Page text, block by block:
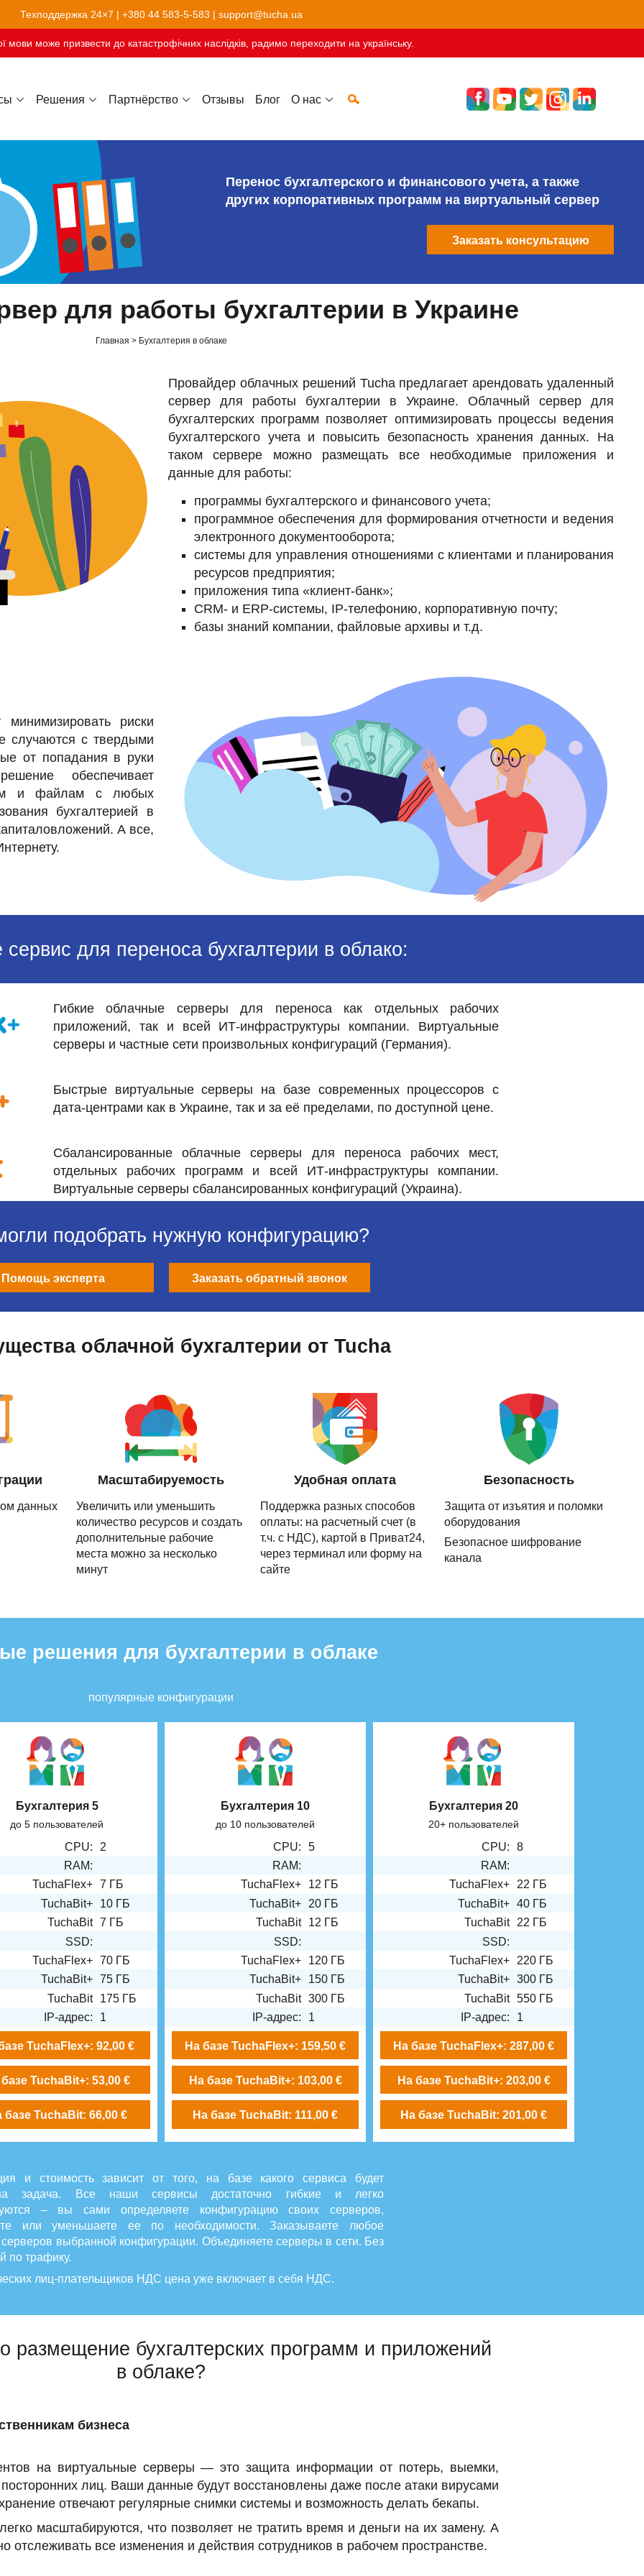
Техподдержка 24×7 | +380 44 583-5-583 | support@tucha.ua
мови може призвести до катастрофічних наслідків, радимо переходити на українську.
Решения Партнёрство Отзывы Блог О нас
для работы бухгалтерии в Украине
Главная Бухгалтерия в облаке
Перенос бухгалтерского и финансового учета, а также
других корпоративных программ на виртуальный сервер
Заказать консультацию
Провайдер облачных решений Tucha предлагает арендовать удаленный
сервер для работы бухгалтерии в Украине. Облачный сервер для
бухгалтерских программ позволяет оптимизировать процессы ведения
бухгалтерского учета и повысить безопасность хранения данных. На
таком сервере можно размещать все необходимые приложения и
данные для работы:
программы бухгалтерского и финансового учета;
программное обеспечения для формирования отчетности и ведения
электронного документооборота;
системы для управления отношениями с клиентами и планирования
ресурсов предприятия;
приложения типа «клиент-банк»;
CRM- и ERP-системы, IP-телефонию, корпоративную почту;
базы знаний компании, файловые архивы и т.д.
риски
случаются с твердыми
от попадания в руки
обеспечивает
и файлам с любых
бухгалтерией в
А все,
для переноса бухгалтерии в облако:
Гибкие облачные серверы для переноса как отдельных рабочих
приложений, так и всей ИТ-инфраструктуры компании. Виртуальные
серверы и частные сети произвольных конфигураций (Германия).
Быстрые виртуальные серверы на базе современных процессоров с
дата-центрами как в Украине, так и за её пределами, по доступной цене.
Сбалансированные облачные серверы для переноса рабочих мест,
отдельных рабочих программ и всей ИТ-инфраструктуры компании.
Виртуальные серверы сбалансированных конфигураций (Украина).
подобрать нужную конфигурацию?
Помощь эксперта Заказать обратный звонок
облачной бухгалтерии от Tucha
данных
Масштабируемость
Увеличить или уменьшить
количество ресурсов и создать
дополнительные рабочие
места можно за несколько
минут
Удобная оплата
Поддержка разных способов
оплаты: на расчетный счет (в
т.ч. с НДС), картой в Приват24,
через терминал или форму на
сайте
Безопасность
Защита от изъятия и поломки
оборудования
Безопасное шифрование
канала
решения для бухгалтерии в облаке
популярные конфигурации
Бухгалтерия 5
до 5 пользователей
CPU:
2
RAM:
TuchaFlex+ 7 ГБ
TuchaBit+
10 ГБ
TuchaBit 7 ГБ
SSD:
TuchaFlex+ 70 ГБ
TuchaBit+ 75 ГБ
TuchaBit
175 ГБ
IP-адрес:
1
TuchaFlex+: 92,00 €
TuchaBit+: 53,00 €
базе TuchaBit: 66,00 €
Бухгалтерия 10
до 10 пользователей
CPU:
5
RAM:
TuchaFlex+
12 ГБ
TuchaBit+
20 ГБ
TuchaBit
12 ГБ
SSD:
TuchaFlex+
120 ГБ
TuchaBit+
150 ГБ
TuchaBit 300 ГБ
IP-адрес:
1
На базе TuchaFlex+: 159,50 €
На базе TuchaBit+: 103,00 €
На базе TuchaBit: 111,00 €
Бухгалтерия 20
20+ пользователей
CPU:
8
RAM:
TuchaFlex+
22 ГБ
TuchaBit+ 40 ГБ
TuchaBit
22 ГБ
SSD:
TuchaFlex+
220 ГБ
TuchaBit+ 300 ГБ
TuchaBit 550 ГБ
IP-адрес:
1
На базе TuchaFlex+: 287,00 €
На базе TuchaBit+: 203,00 €
На базе TuchaBit: 201,00 €
и стоимость зависит от того, на базе какого сервиса будет
задача. Все наши сервисы достаточно гибкие и легко
– вы сами определяете конфигурацию своих серверов,
или уменьшаете ее по необходимости. Заказываете любое
серверов выбранной конфигурации. Объединяете серверы в сети. Без
по трафику.
лиц-плательщиков НДС цена уже включает в себя НДС.
размещение бухгалтерских программ и приложений
в облаке?
бизнеса
на виртуальные серверы — это защита информации от потерь, выемки,
лиц. Ваши данные будут восстановлены даже после атаки вирусами
отвечают регулярные снимки системы и возможность делать бекапы.
масштабируются, что позволяет не тратить время и деньги на их замену. А
отслеживать все изменения и действия сотрудников в рабочем пространстве.